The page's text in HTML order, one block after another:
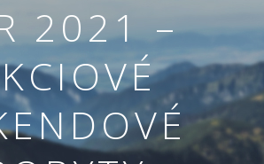
2021 –